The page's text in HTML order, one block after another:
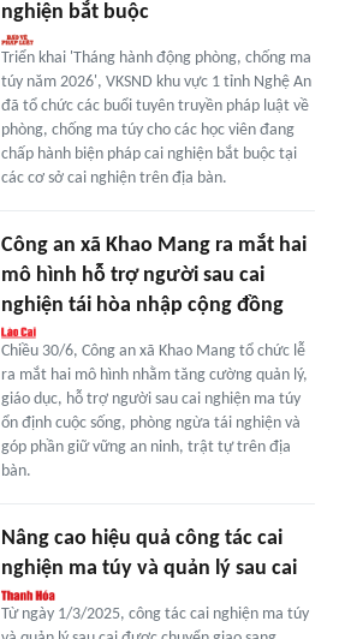
nghiện bắt buộc
Triển khai 'Tháng hành động phòng, chống ma
túy năm 2026', VKSND khu vực 1 tỉnh Nghệ An
đã tổ chức các buổi tuyên truyền pháp luật về
phòng, chống ma túy cho các học viên đang
chấp hành biện pháp cai nghiện bắt buộc tại
các cơ sở cai nghiện trên địa bàn.
Công an xã Khao Mang ra mắt hai
mô hình hỗ trợ người sau cai
nghiện tái hòa nhập cộng đồng
Chiều 30/6, Công an xã Khao Mang tổ chức lễ
ra mắt hai mô hình nhằm tăng cường quản lý,
giáo dục, hỗ trợ người sau cai nghiện ma túy
ổn định cuộc sống, phòng ngừa tái nghiện và
góp phần giữ vững an ninh, trật tự trên địa
bàn.
Nâng cao hiệu quả công tác cai
nghiện ma túy và quản lý sau cai
Từ ngày 1/3/2025, công tác cai nghiện ma túy